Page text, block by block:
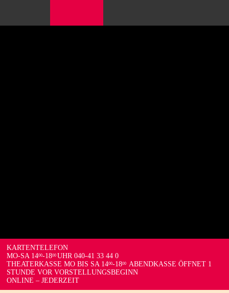
KARTENTELEFON
MO-SA 1400-1800 UHR 040-41 33 44 0
THEATERKASSE MO BIS SA 1400-1800 ABENDKASSE ÖFFNET 1
STUNDE VOR VORSTELLUNGSBEGINN
ONLINE – JEDERZEIT